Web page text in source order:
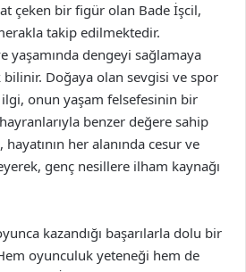
çeken bir figür olan Bade İşcil,
takip edilmektedir.
yaşamında dengeyi sağlamaya
bilinir. Doğaya olan sevgisi ve spor
onun yaşam felsefesinin bir
benzer değere sahip
her alanında cesur ve
genç nesillere ilham kaynağı
kazandığı başarılarla dolu bir
oyunculuk yeteneği hem de